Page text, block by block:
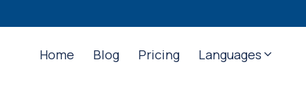
Home Blog Pricing Languages